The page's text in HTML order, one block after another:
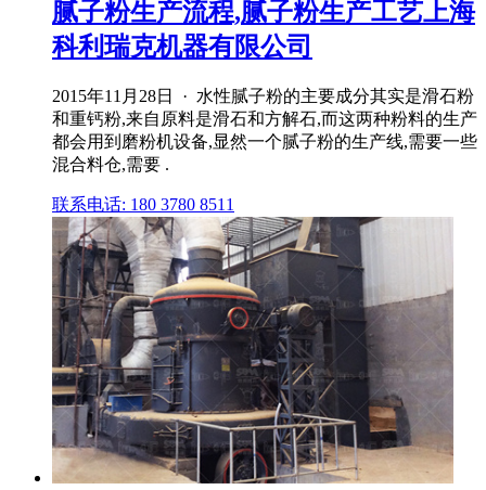
腻子粉生产流程,腻子粉生产工艺上海
科利瑞克机器有限公司
2015年11月28日 · 水性腻子粉的主要成分其实是滑石粉
和重钙粉,来自原料是滑石和方解石,而这两种粉料的生产
都会用到磨粉机设备,显然一个腻子粉的生产线,需要一些
混合料仓,需要 .
联系电话: 180 3780 8511